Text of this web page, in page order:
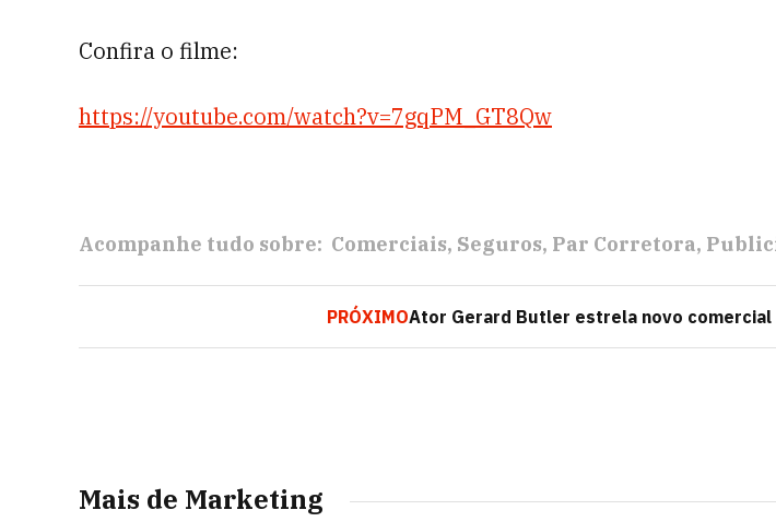
Confira o filme:
https://youtube.com/watch?v=7gqPM_GT8Qw
Acompanhe tudo sobre: Comerciais Seguros Par Corretora
PRÓXIMOAtor Gerard Butler estrela novo comercial
Mais de Marketing